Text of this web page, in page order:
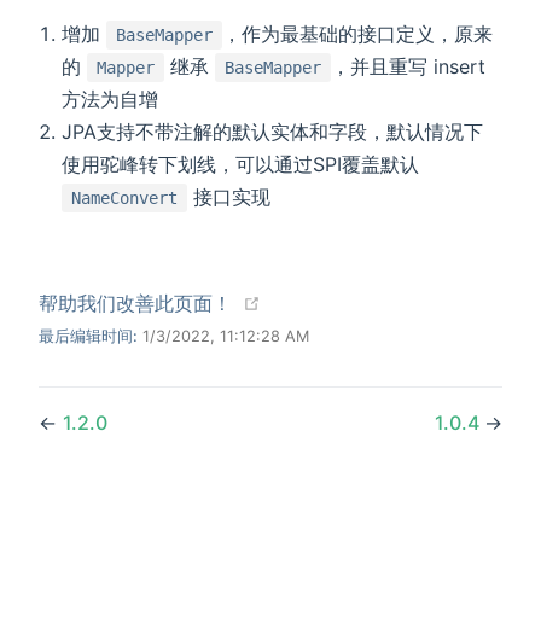
增加
BaseMapper
，作为最基础的接口定义，原来
的
Mapper 继承 BaseMapper
，并且重写 insert
方法为自增
JPA支持不带注解的默认实体和字段，默认情况下
使用驼峰转下划线，可以通过SPI覆盖默认
NameConvert 接口实现
帮助我们改善此页面！
最后编辑时间: 1/3/2022, 11:12:28 AM
← 1.2.0 1.0.4 →